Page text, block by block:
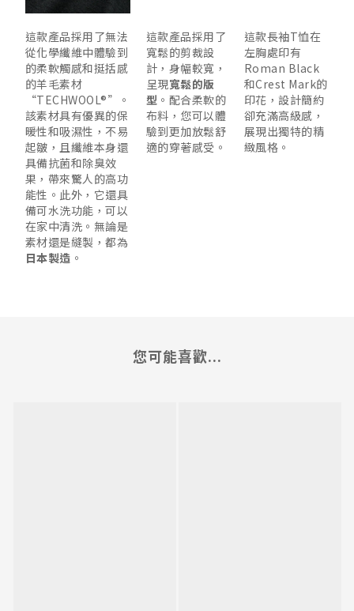
這款產品採用了無法
從化學纖維中體驗到
的柔軟觸感和挺括感
的羊毛素材
“TECHWOOL®”。
該素材具有優異的保
暖性和吸濕性，不易
起皺，且纖維本身還
具備抗菌和除臭效
果，帶來驚人的高功
能性。此外，它還具
備可水洗功能，可以
在家中清洗。無論是
素材還是縫製，都為
日本製造 。
這款產品採用了
寬鬆的剪裁設
計，身幅較寬，
呈現寬鬆的版
型 。配合柔軟的
布料，您可以體
驗到更加放鬆舒
適的穿著感受。
這款長袖T恤在
左胸處印有
Roman Black
和Crest Mark的
印花，設計簡約
卻充滿高級感，
展現出獨特的精
緻風格 。
您可能喜歡...